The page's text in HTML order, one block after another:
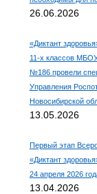
26.06.2026
«Диктант
11-х классов
№186 провели
Управления
Новосибирской
13.05.2026
Первый этап
«Диктант
24 апреля 2026
13.04.2026